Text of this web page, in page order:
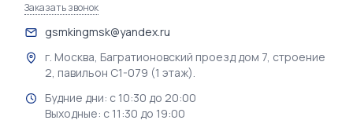
Заказать звонок
gsmkingmsk@yandex.ru
г. Москва, Багратионовский проезд дом 7, строение
2, павильон С1-079 (1 этаж).
Будние дни: с 10:30 до 20:00
Выходные: с 11:30 до 19:00